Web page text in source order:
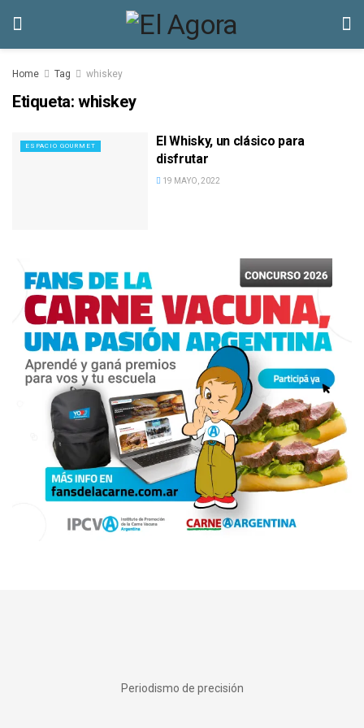
Home Tag whiskey
Etiqueta: whiskey
ESPACIO GOURMET
El Whisky, un clásico para
disfrutar
19 MAYO, 2022
Periodismo de precisión